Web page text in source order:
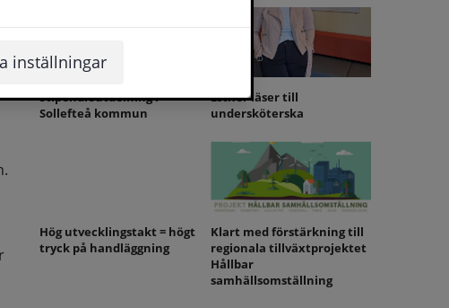
inställningar
Stipendieutdelning i
Sollefteå kommun
Esther läser till
undersköterska
Hög utvecklingstakt = högt
tryck på handläggning
Klart med förstärkning till
regionala tillväxtprojektet
Hållbar
samhällsomställning